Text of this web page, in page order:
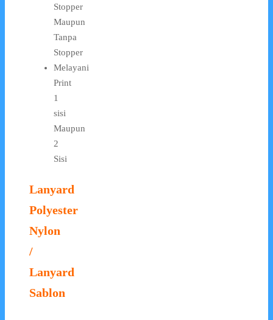
Stopper
Maupun
Tanpa
Stopper
Melayani
Print
1
sisi
Maupun
2
Sisi
Lanyard
Polyester
Nylon
/
Lanyard
Sablon